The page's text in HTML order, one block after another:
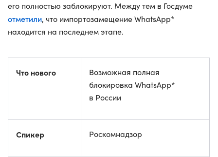
его полностью заблокируют. Между тем в Госдуме
отметили, что импортозамещение WhatsApp*
находится на последнем этапе.
Что нового
Возможная полная
блокировка WhatsApp*
в России
Спикер Роскомнадзор